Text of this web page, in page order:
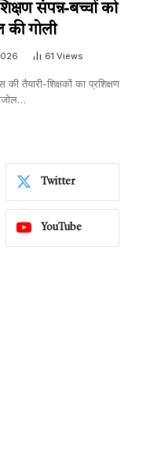
संपन्न-बच्चों को
की गोली
61 Views
तैयारी-शिक्षकों का प्रशिक्षण
Twitter
YouTube